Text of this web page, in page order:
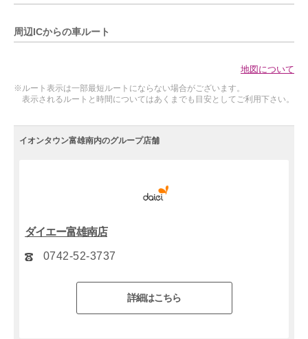
周辺ICからの車ルート
地図について
※ルート表示は一部最短ルートにならない場合がございます。
表示されるルートと時間についてはあくまでも目安としてご利用下さい。
イオンタウン富雄南内のグループ店舗
ダイエー富雄南店
0742-52-3737
詳細はこちら